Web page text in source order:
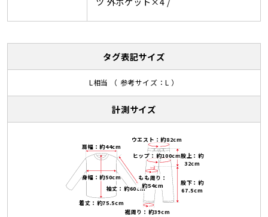
タグ表記サイズ
L相当 （ 参考サイズ：L ）
計測サイズ
肩幅：約44cm
身幅：約50cm
袖丈：約60cm
着丈：約75.5cm
ウエスト：約82cm
ヒップ：約100cm
もも周り：
約54cm
裾周り：約39cm
股上：約
32cm
股下：約
67.5cm